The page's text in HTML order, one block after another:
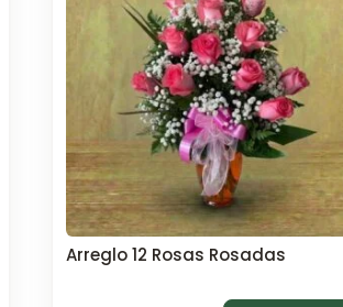
Arreglo 12 Rosas Rosadas